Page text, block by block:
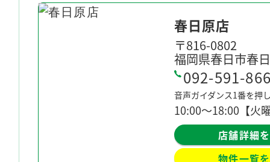
春日原店
〒816-0802
福岡県春日市春
092-591-
音声ガイダンス1番を押
10:00〜18:00【火
店舗詳細
物件一覧